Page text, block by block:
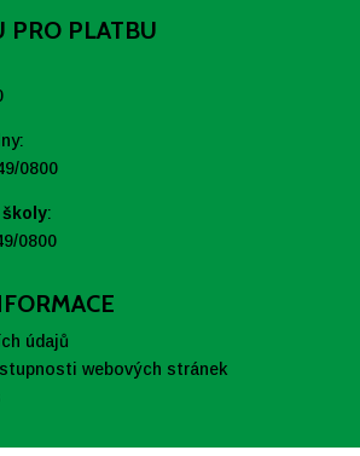
PRO PLATBU
0800
:
0800
údajů
webových stránek